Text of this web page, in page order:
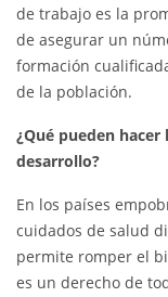
de trabajo es la
de asegurar un
formación
de la población.
¿Qué pueden
desarrollo?
En los países
cuidados de salud
permite romper el
es un derecho de